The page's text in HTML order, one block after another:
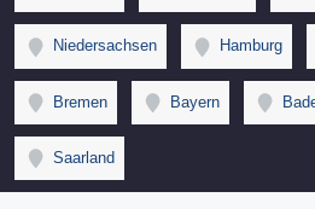
Niedersachsen Hamburg
Bremen Bayern
Saarland